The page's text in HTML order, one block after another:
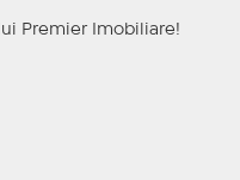
Premier Imobiliare!